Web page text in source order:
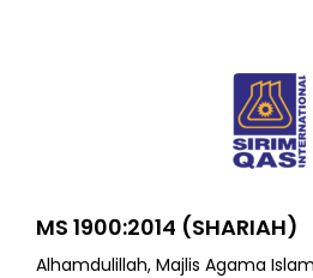
MS 1900:2014 (SHARIAH)
Alhamdulillah, Majlis Agama